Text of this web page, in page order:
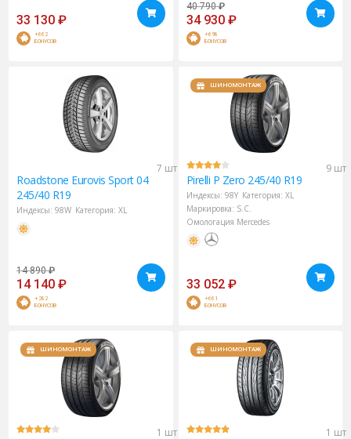
33 130 ₽
+662
БОНУСОВ
40 790 ₽
34 930 ₽
+698
БОНУСОВ
7 шт
Roadstone Eurovis Sport 04
245/40 R19
Индексы: 98W Категория: XL
14 890 ₽
14 140 ₽
+282
БОНУСОВ
ШИНОМОНТАЖ
9 шт
Pirelli P Zero 245/40 R19
Индексы: 98Y Категория: XL
Маркировка: S.C.
Омологация Mercedes
33 052 ₽
+661
БОНУСОВ
ШИНОМОНТАЖ
1 шт
ШИНОМОНТАЖ
1 шт